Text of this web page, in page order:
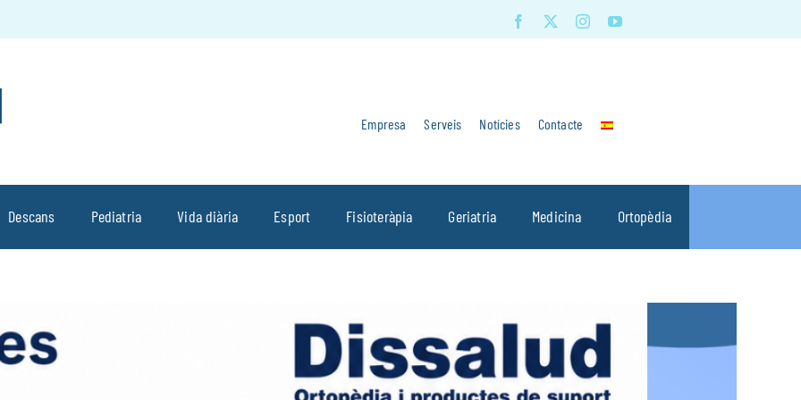
Empresa Serveis Notícies Contacte
Descans Pediatria Vida diària Esport Fisioteràpia Geriatria Medicina Ortopèdia